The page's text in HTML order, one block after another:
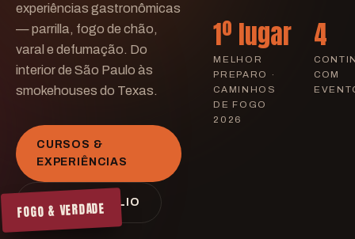
experiências gastronômicas
— parrilla, fogo de chão,
varal e defumação. Do
interior de São Paulo às
smokehouses do Texas.
CURSOS &
EXPERIÊNCIAS
VER PORTFÓLIO
FOGO & VERDADE
1º lugar
MELHOR
PREPARO ·
CAMINHOS
DE FOGO
2026
4
COM